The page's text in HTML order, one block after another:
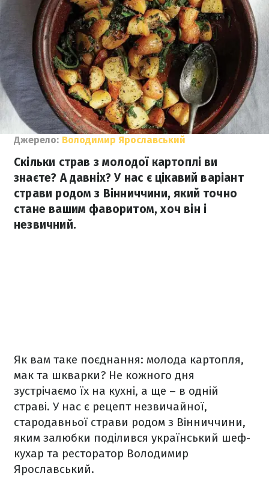
Джерело: Володимир Ярославський
Скільки страв з молодої картоплі ви
знаєте? А давніх? У нас є цікавий варіант
страви родом з Вінниччини, який точно
стане вашим фаворитом, хоч він і
незвичний.
Як вам таке поєднання: молода картопля,
мак та шкварки? Не кожного дня
зустрічаємо їх на кухні, а ще – в одній
страві. У нас є рецепт незвичайної,
стародавньої страви родом з Вінниччини,
яким залюбки поділився український шеф-
кухар та ресторатор Володимир
Ярославський.